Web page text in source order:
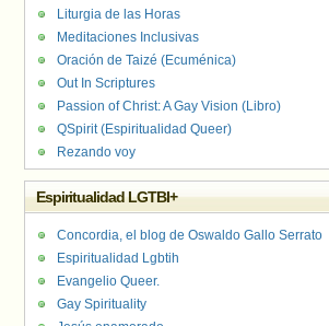
Liturgia de las Horas
Meditaciones Inclusivas
Oración de Taizé (Ecuménica)
Out In Scriptures
Passion of Christ: A Gay Vision (Libro)
QSpirit (Espiritualidad Queer)
Rezando voy
Espiritualidad LGTBI+
Concordia, el blog de Oswaldo Gallo Serrato
Espiritualidad Lgbtih
Evangelio Queer.
Gay Spirituality